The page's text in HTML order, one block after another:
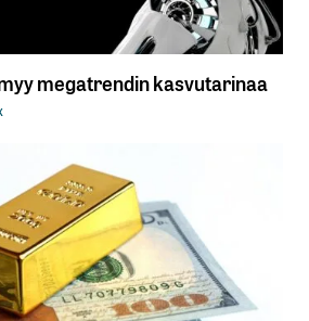
megatrendin kasvutarinaa